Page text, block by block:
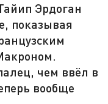
Эрдоган
показывая
чем ввёл в
вообще